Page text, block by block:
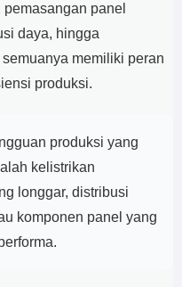
panel
daya, hingga
memiliki peran
produksi.
produksi yang
kelistrikan
longgar, distribusi
komponen panel yang